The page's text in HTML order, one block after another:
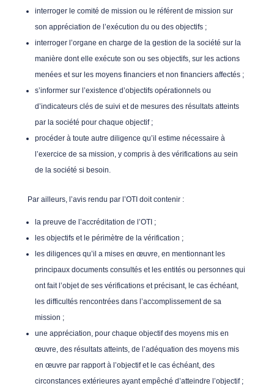
interroger le comité de mission ou le référent de mission sur
son appréciation de l’exécution du ou des objectifs ;
interroger l’organe en charge de la gestion de la société sur la
manière dont elle exécute son ou ses objectifs, sur les actions
menées et sur les moyens financiers et non financiers affectés ;
s’informer sur l’existence d’objectifs opérationnels ou
d’indicateurs clés de suivi et de mesures des résultats atteints
par la société pour chaque objectif ;
procéder à toute autre diligence qu’il estime nécessaire à
l’exercice de sa mission, y compris à des vérifications au sein
de la société si besoin.
Par ailleurs, l’avis rendu par l’OTI doit contenir :
la preuve de l’accréditation de l’OTI ;
les objectifs et le périmètre de la vérification ;
les diligences qu’il a mises en œuvre, en mentionnant les
principaux documents consultés et les entités ou personnes qui
ont fait l’objet de ses vérifications et précisant, le cas échéant,
les difficultés rencontrées dans l’accomplissement de sa
mission ;
une appréciation, pour chaque objectif des moyens mis en
œuvre, des résultats atteints, de l’adéquation des moyens mis
en œuvre par rapport à l’objectif et le cas échéant, des
circonstances extérieures ayant empêché d’atteindre l’objectif ;